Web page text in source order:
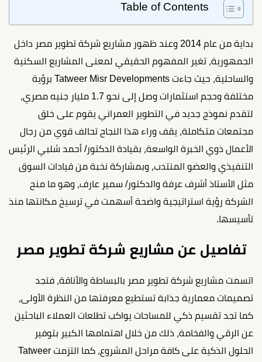
Table of Contents
بداية من عام 2014 وعند ظهور مشاريع شركة تطوير مصر داخل
الجمهورية، تغير المفهوم الحقيقي لمعنى المشاريع السكنية
والساحلية، حيث جاءت Tatweer Misr Developments برؤية
مختلفة وحجم استثمارات وصل إلى نحو 1.7 مليار جنيه مصري،
لتقدم نموذج جديد في التطوير العمراني يقوم على خلق
مجتمعات متكاملة، يقف وراء هذا النجاح تحالف قوي من رجال
الأعمال ذوي الخبرة الواسعة، بقيادة الدكتور/ أحمد شلبي الرئيس
التنفيذي والعضو المنتدب، وبمشاركة نخبة من قيادات السوق
مثل الأستاذ أشرف عرفة والدكتور/ سمير عارف، وهو ما منح
الشركة رؤية استراتيجية واضحة أسهمت في ترسيخ مكانتها منذ
تأسيسها.
تفاصيل عن مشاريع شركة تطوير مصر
اتسمت مشاريع شركة تطوير مصر بالبساطة والأناقة، فتجد
تصميمات معمارية جذابة تستطيع معرفتها من النظرة الأولى،
كما تجد تقسيم ذكي للمساحات يواكب تطلعات العملاء الباحثين
عن الرقي والفخامة، ذلك من خلال اهتمامها الكبير بتوفير
الحلول الذكية على كافة مراحل المشروع، كما التزمت Tatweer